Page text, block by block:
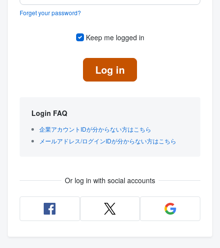
Forget your password?
Keep me logged in
Log in
Login FAQ
企業アカウントIDが分からない方はこちら
メールアドレス/ログインIDが分からない方はこちら
Or log in with social accounts